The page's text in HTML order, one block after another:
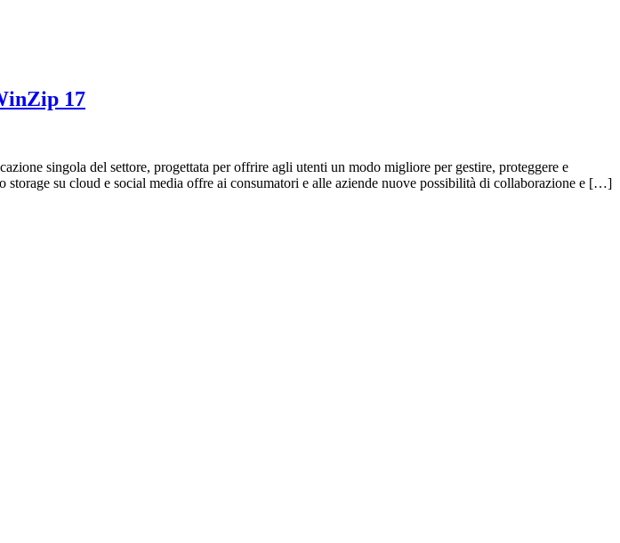
17
singola del settore, progettata per offrire agli utenti un modo migliore per gestire, proteggere e
su cloud e social media offre ai consumatori e alle aziende nuove possibilità di collaborazione e […]